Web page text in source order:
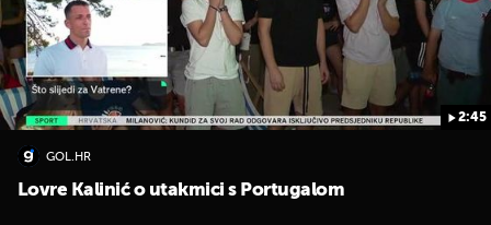
2:45
GOL.HR
Lovre Kalinić o utakmici s Portugalom